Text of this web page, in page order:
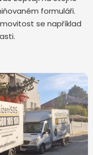
formuláři.
se například